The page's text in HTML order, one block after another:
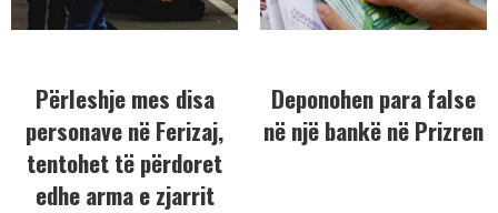
Përleshje mes disa
personave në Ferizaj,
tentohet të përdoret
edhe arma e zjarrit
Deponohen para false
në një bankë në Prizren